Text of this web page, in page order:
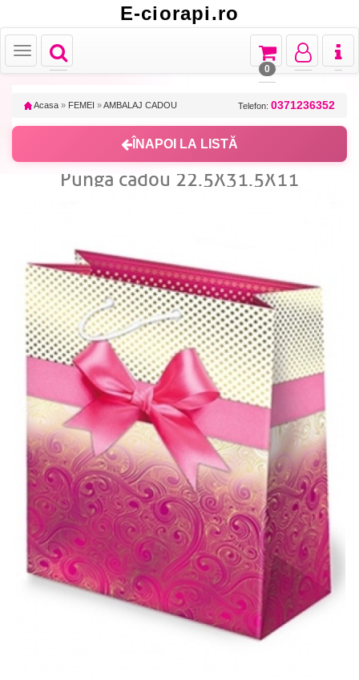
E-ciorapi.ro
Toggle
navigation
Toggle
Toggle
navigation
Toggle
navigation
Toggle
navigation
0
Acasa » FEMEI »AMBALAJ CADOU Telefon: 0371236352
ÎNAPOI LA LISTĂ
Punga cadou 22.5X31.5X11